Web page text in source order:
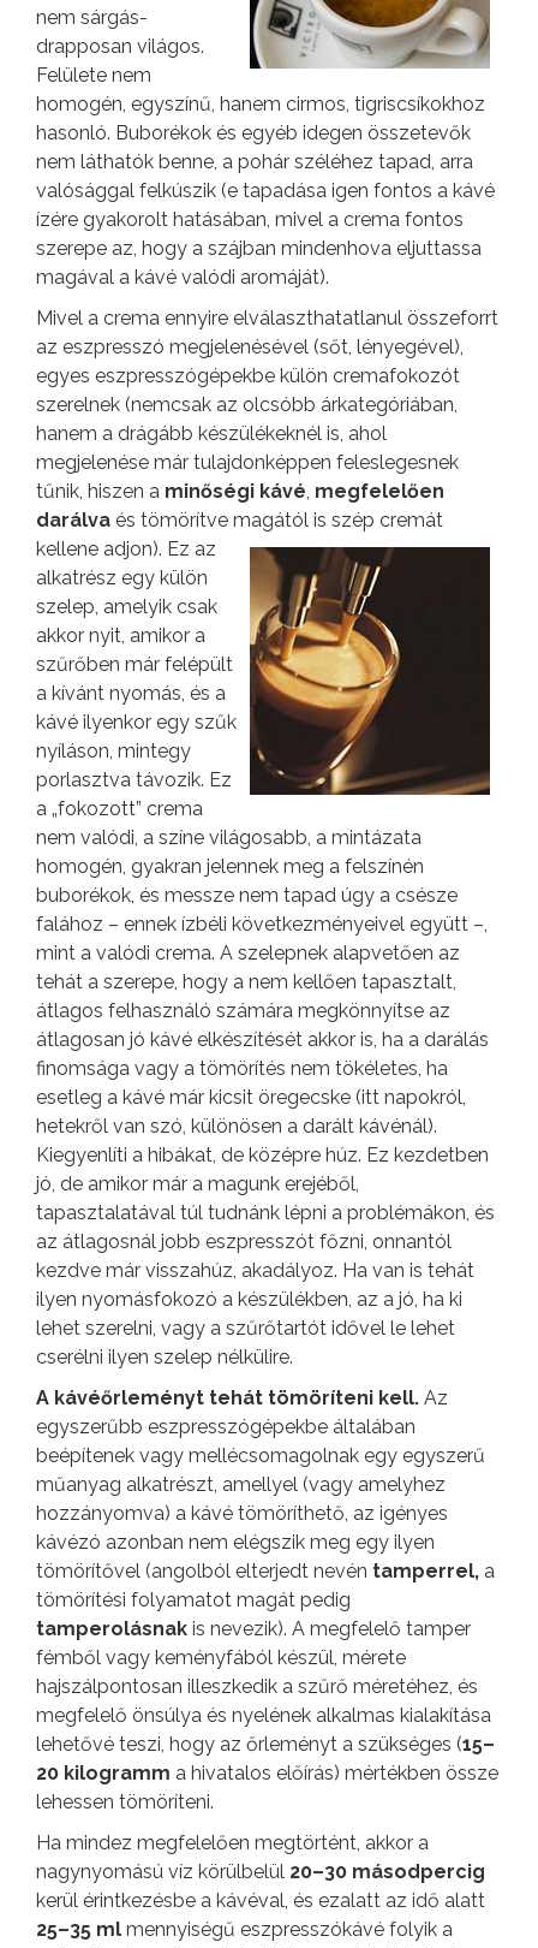
nem sárgás-
drapposan világos.
Felülete nem
homogén, egyszínű, hanem cirmos, tigriscsíkokhoz
hasonló. Buborékok és egyéb idegen összetevők
nem láthatók benne, a pohár széléhez tapad, arra
valósággal felkúszik (e tapadása igen fontos a kávé
ízére gyakorolt hatásában, mivel a crema fontos
szerepe az, hogy a szájban mindenhova eljuttassa
magával a kávé valódi aromáját).
Mivel a crema ennyire elválaszthatatlanul összeforrt
az eszpresszó megjelenésével (sőt, lényegével),
egyes eszpresszógépekbe külön cremafokozót
szerelnek (nemcsak az olcsóbb árkategóriában,
hanem a drágább készülékeknél is, ahol
megjelenése már tulajdonképpen feleslegesnek
tűnik, hiszen a minőségi kávé megfelelően
darálva és tömörítve magától is szép cremát
kellene adjon). Ez az
alkatrész egy külön
szelep, amelyik csak
akkor nyit, amikor a
szűrőben már felépült
a kívánt nyomás, és a
kávé ilyenkor egy szűk
nyíláson, mintegy
porlasztva távozik. Ez
a „fokozott” crema
nem valódi, a színe világosabb, a mintázata
homogén, gyakran jelennek meg a felszínén
buborékok, és messze nem tapad úgy a csésze
falához – ennek ízbéli következményeivel együtt –,
mint a valódi crema. A szelepnek alapvetően az
tehát a szerepe, hogy a nem kellően tapasztalt,
átlagos felhasználó számára megkönnyítse az
átlagosan jó kávé elkészítését akkor is, ha a darálás
finomsága vagy a tömörítés nem tökéletes, ha
esetleg a kávé már kicsit öregecske (itt napokról,
hetekről van szó, különösen a darált kávénál).
Kiegyenlíti a hibákat, de középre húz. Ez kezdetben
jó, de amikor már a magunk erejéből,
tapasztalatával túl tudnánk lépni a problémákon, és
az átlagosnál jobb eszpresszót főzni, onnantól
kezdve már visszahúz, akadályoz. Ha van is tehát
ilyen nyomásfokozó a készülékben, az a jó, ha ki
lehet szerelni, vagy a szűrőtartót idővel le lehet
cserélni ilyen szelep nélkülire.
A kávéőrleményt tehát tömöríteni kell. Az
egyszerűbb eszpresszógépekbe általában
beépítenek vagy mellécsomagolnak egy egyszerű
műanyag alkatrészt, amellyel (vagy amelyhez
hozzányomva) a kávé tömöríthető, az igényes
kávézó azonban nem elégszik meg egy ilyen
tömörítővel (angolból elterjedt nevén tamperrel, a
tömörítési folyamatot magát pedig
tamperolásnak is nevezik). A megfelelő tamper
fémből vagy keményfából készül, mérete
hajszálpontosan illeszkedik a szűrő méretéhez, és
megfelelő önsúlya és nyelének alkalmas kialakítása
lehetővé teszi, hogy az őrleményt a szükséges (15–
20 kilogramm a hivatalos előírás) mértékben össze
lehessen tömöríteni.
Ha mindez megfelelően megtörtént, akkor a
nagynyomású víz körülbelül 20–30 másodpercig
kerül érintkezésbe a kávéval, és ezalatt az idő alatt
25–35 ml mennyiségű eszpresszókávé folyik a